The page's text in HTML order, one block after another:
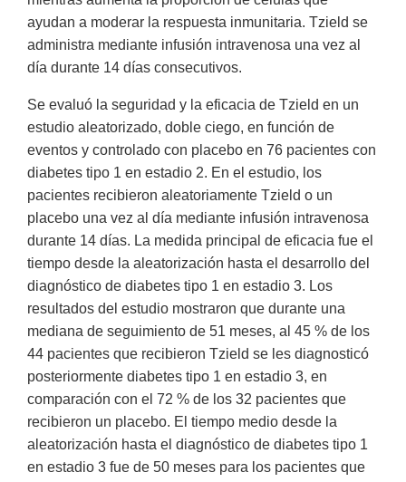
ayudan a moderar la respuesta inmunitaria. Tzield se
administra mediante infusión intravenosa una vez al
día durante 14 días consecutivos.
Se evaluó la seguridad y la eficacia de Tzield en un
estudio aleatorizado, doble ciego, en función de
eventos y controlado con placebo en 76 pacientes con
diabetes tipo 1 en estadio 2. En el estudio, los
pacientes recibieron aleatoriamente Tzield o un
placebo una vez al día mediante infusión intravenosa
durante 14 días. La medida principal de eficacia fue el
tiempo desde la aleatorización hasta el desarrollo del
diagnóstico de diabetes tipo 1 en estadio 3. Los
resultados del estudio mostraron que durante una
mediana de seguimiento de 51 meses, al 45 % de los
44 pacientes que recibieron Tzield se les diagnosticó
posteriormente diabetes tipo 1 en estadio 3, en
comparación con el 72 % de los 32 pacientes que
recibieron un placebo. El tiempo medio desde la
aleatorización hasta el diagnóstico de diabetes tipo 1
en estadio 3 fue de 50 meses para los pacientes que